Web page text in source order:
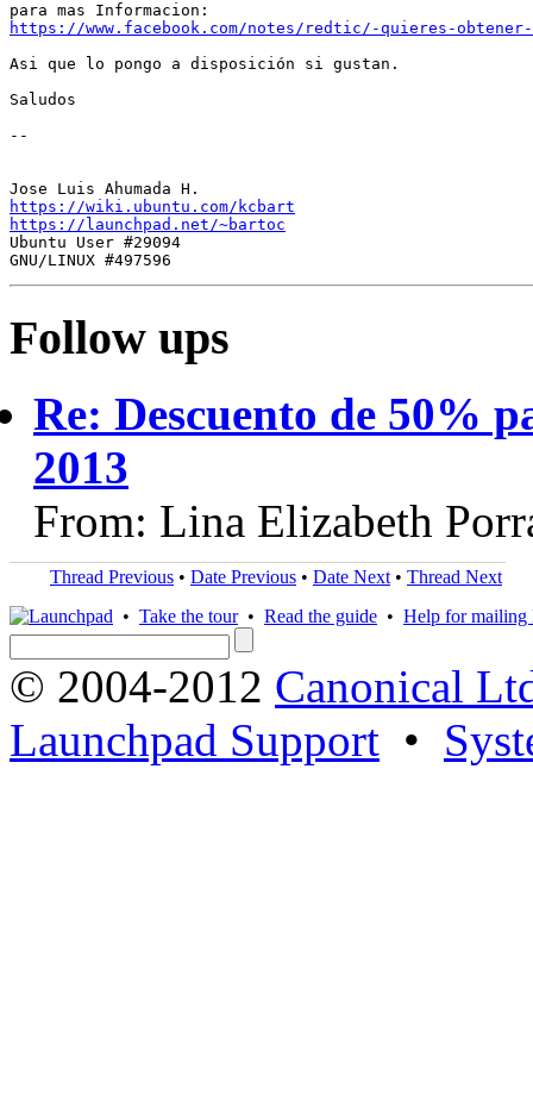
https://www.facebook.com/notes/redtic/-quieres-obtener-
Asi que lo pongo a disposición si gustan.
Saludos
--
https://wiki.ubuntu.com/kcbart
https://launchpad.net/~bartoc
Ubuntu User #29094
Follow ups
Re: Descuento de 50%
2013
From: Lina Elizabeth
Thread Previous • Date Previous • Date Next • Thread Next
• Take the tour• Read the guide • Help for mailing
© 2004-2012 Canonical
Launchpad Support •